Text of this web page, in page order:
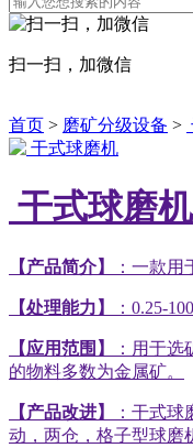
扫一扫，加微信
首页 > 磨矿分级设备 >
干式球磨机
【产品简介】 ：一款用
【处理能力】 ：0.25-
【应用范围】
：用于
的物料多数为金属矿。
【产品改进】
：干式
动，两仓，格子型球磨